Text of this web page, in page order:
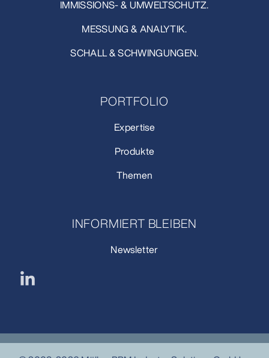
IMMISSIONS- & UMWELTSCHUTZ.
MESSUNG & ANALYTIK.
SCHALL & SCHWINGUNGEN.
PORTFOLIO
Expertise
Produkte
Themen
INFORMIERT BLEIBEN
Newsletter